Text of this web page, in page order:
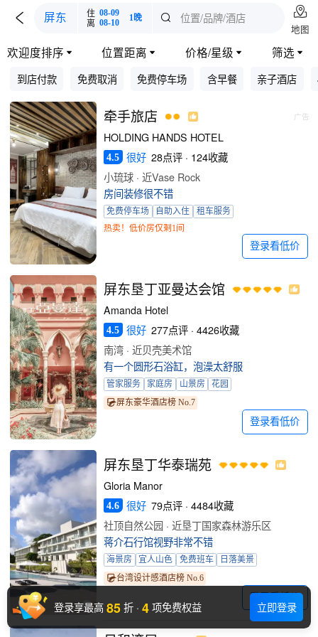
 屏东 住 08-09
离 08-10 1晚  位置/品牌/酒店 
地图
欢迎度排序  位置距离  价格/星级  筛选 
到店付款 免费取消 免费停车场 含早餐 亲子酒店
牵手旅店 广告
HOLDING HANDS HOTEL
4.5 很好 28点评 · 124收藏
小琉球 · 近Vase Rock
房间装修很不错
免费停车场 自助入住
租车服务
热卖！低价房仅剩1间
登录看低价
屏东垦丁亚曼达会馆
Amanda Hotel
4.5 很好 277点评 · 4426收藏
南湾 · 近贝壳美术馆
有一个圆形石浴缸，泡澡太舒服
管家服务 家庭房 山景房
花园
屏东豪华酒店榜 No.7
登录看低价
屏东垦丁华泰瑞苑
Gloria Manor
4.6 很好 79点评 · 4484收藏
社顶自然公园 · 近垦丁国家森林游乐区
蒋介石行馆视野非常不错
海景房 宜人山色 免费班车
日落美景
台湾设计感酒店榜 No.6
登录看低价
登录享最高 85 折 · 4 项免费权益 立即登录